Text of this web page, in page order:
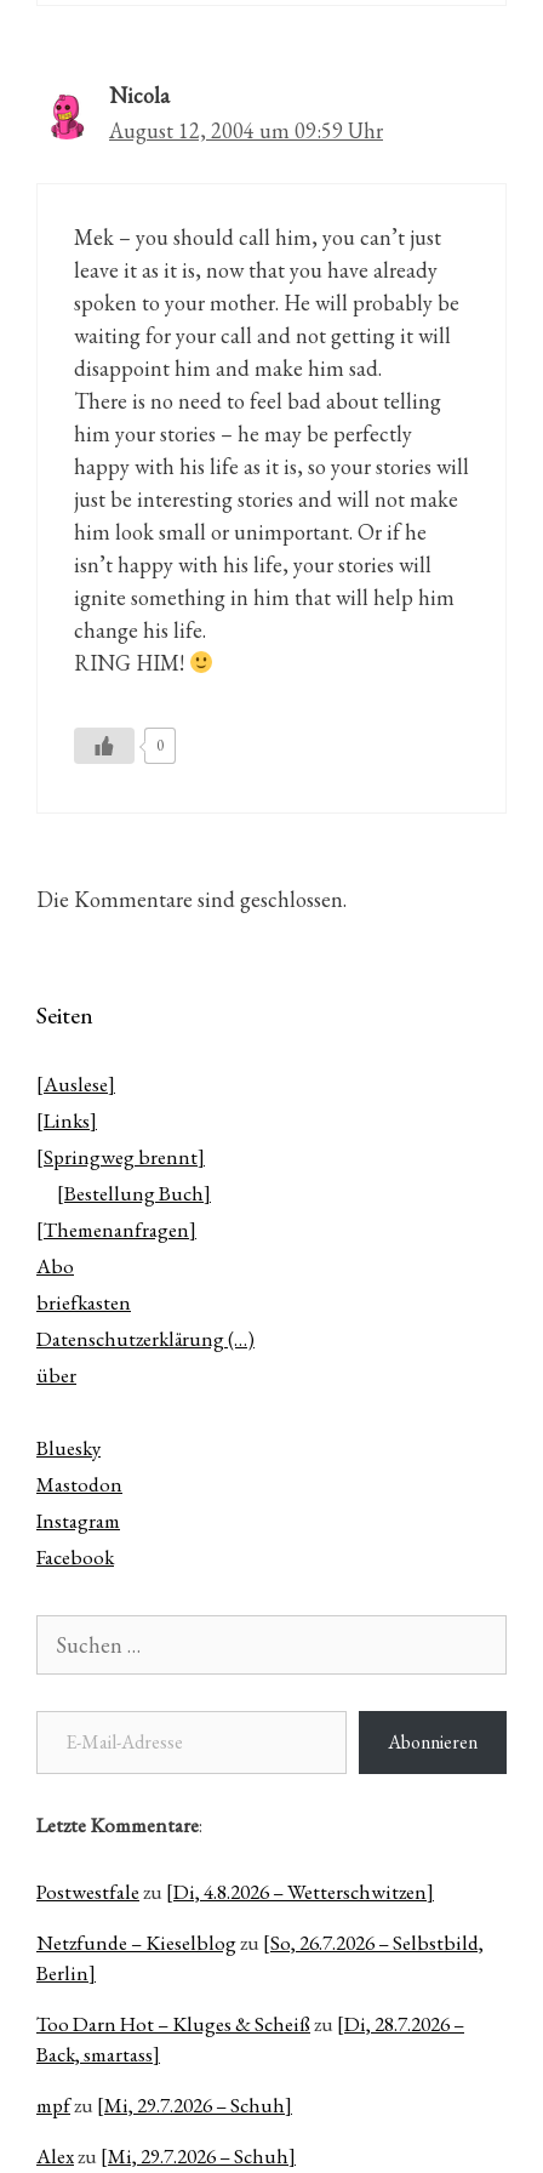
Nicola
August 12, 2004 um 09:59 Uhr
Mek – you should call him, you can’t just
leave it as it is, now that you have already
spoken to your mother. He will probably be
waiting for your call and not getting it will
disappoint him and make him sad.
There is no need to feel bad about telling
him your stories – he may be perfectly
happy with his life as it is, so your stories will
just be interesting stories and will not make
him look small or unimportant. Or if he
isn’t happy with his life, your stories will
ignite something in him that will help him
change his life.
RING HIM!
0
Die Kommentare sind geschlossen.
Seiten
[Auslese]
[Links]
[Springweg brennt]
[Bestellung Buch]
[Themenanfragen]
Abo
briefkasten
Datenschutzerklärung (…)
über
Bluesky
Mastodon
Instagram
Facebook
nach:
E-Mail-Adresse
Abonnieren
Letzte Kommentare:
Postwestfalezu [Di, 4.8.2026 – Wetterschwitzen]
Netzfunde – Kieselblogzu [So, 26.7.2026 – Selbstbild,
Berlin]
Too Darn Hot – Kluges & Scheißzu [Di, 28.7.2026 –
Back, smartass]
mpfzu [Mi, 29.7.2026 – Schuh]
Alexzu [Mi, 29.7.2026 – Schuh]